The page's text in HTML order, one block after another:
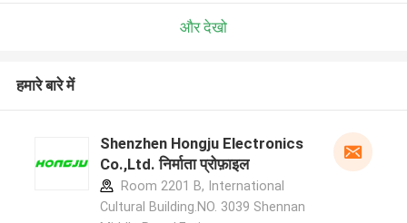
और देखो
हमारे बारे में
Shenzhen Hongju Electronics
Co.,Ltd. निर्माता प्रोफ़ाइल
Room 2201 B, International
Cultural Building.NO. 3039 Shennan